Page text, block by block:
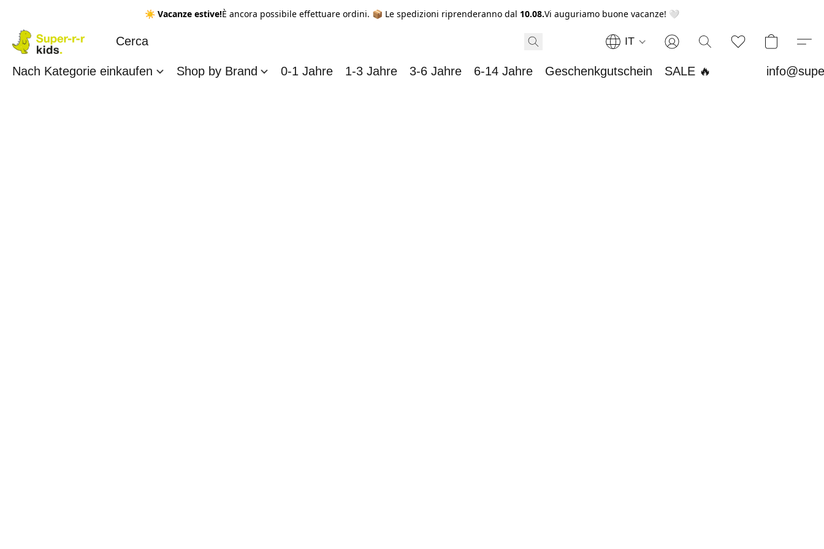
☀️ Vacanze estive!È ancora possibile effettuare ordini. 📦 Le spedizioni riprenderanno dal 10.08.Vi auguriamo buone vacanze! 🤍
IT
Nach Kategorie einkaufen Shop by Brand 0-1 Jahre 1-3 Jahre 3-6 Jahre 6-14 Jahre Geschenkgutschein SALE 🔥